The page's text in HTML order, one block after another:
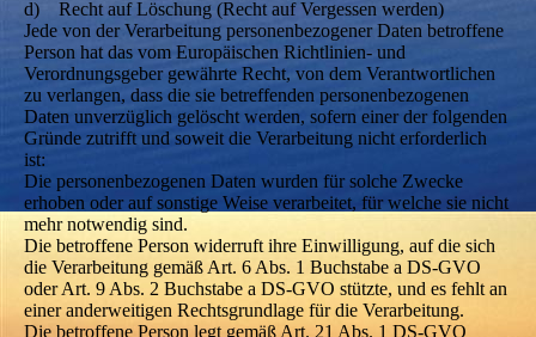
d) Recht auf Löschung (Recht auf Vergessen werden)
Jede von der Verarbeitung personenbezogener Daten betroffene
Person hat das vom Europäischen Richtlinien- und
Verordnungsgeber gewährte Recht, von dem Verantwortlichen
zu verlangen, dass die sie betreffenden personenbezogenen
Daten unverzüglich gelöscht werden, sofern einer der folgenden
Gründe zutrifft und soweit die Verarbeitung nicht erforderlich
ist:
Die personenbezogenen Daten wurden für solche Zwecke
erhoben oder auf sonstige Weise verarbeitet, für welche sie nicht
mehr notwendig sind.
Die betroffene Person widerruft ihre Einwilligung, auf die sich
die Verarbeitung gemäß Art. 6 Abs. 1 Buchstabe a DS-GVO
oder Art. 9 Abs. 2 Buchstabe a DS-GVO stützte, und es fehlt an
einer anderweitigen Rechtsgrundlage für die Verarbeitung.
Die betroffene Person legt gemäß Art. 21 Abs. 1 DS-GVO